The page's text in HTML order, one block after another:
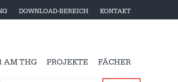
DOWNLOAD-BEREICH KONTAKT
AM THG PROJEKTE FÄCHER